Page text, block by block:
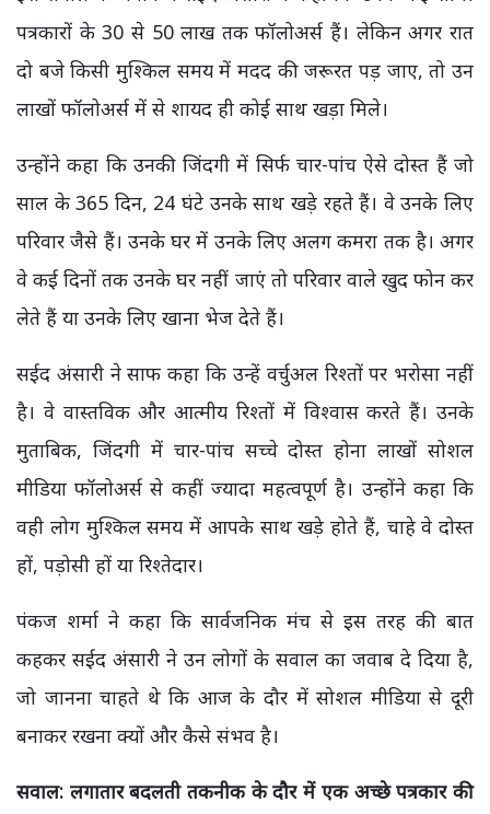
पत्रकारों के 30 से 50 लाख तक फॉलोअर्स हैं। लेकिन अगर रात
दो बजे किसी मुश्किल समय में मदद की जरूरत पड़ जाए, तो उन
लाखों फॉलोअर्स में से शायद ही कोई साथ खड़ा मिले।
उन्होंने कहा कि उनकी जिंदगी में सिर्फ चार-पांच ऐसे दोस्त हैं जो
साल के 365 दिन, 24 घंटे उनके साथ खड़े रहते हैं। वे उनके लिए
परिवार जैसे हैं। उनके घर में उनके लिए अलग कमरा तक है। अगर
वे कई दिनों तक उनके घर नहीं जाएं तो परिवार वाले खुद फोन कर
लेते हैं या उनके लिए खाना भेज देते हैं।
सईद अंसारी ने साफ कहा कि उन्हें वर्चुअल रिश्तों पर भरोसा नहीं
है। वे वास्तविक और आत्मीय रिश्तों में विश्वास करते हैं। उनके
मुताबिक, जिंदगी में चार-पांच सच्चे दोस्त होना लाखों सोशल
मीडिया फॉलोअर्स से कहीं ज्यादा महत्वपूर्ण है। उन्होंने कहा कि
वही लोग मुश्किल समय में आपके साथ खड़े होते हैं, चाहे वे दोस्त
हों, पड़ोसी हों या रिश्तेदार।
पंकज शर्मा ने कहा कि सार्वजनिक मंच से इस तरह की बात
कहकर सईद अंसारी ने उन लोगों के सवाल का जवाब दे दिया है,
जो जानना चाहते थे कि आज के दौर में सोशल मीडिया से दूरी
बनाकर रखना क्यों और कैसे संभव है।
सवाल: लगातार बदलती तकनीक के दौर में एक अच्छे पत्रकार की